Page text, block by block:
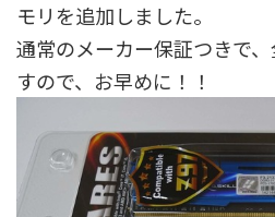
モリを追加しました。
通常のメーカー保証つきで
すので、お早めに！！